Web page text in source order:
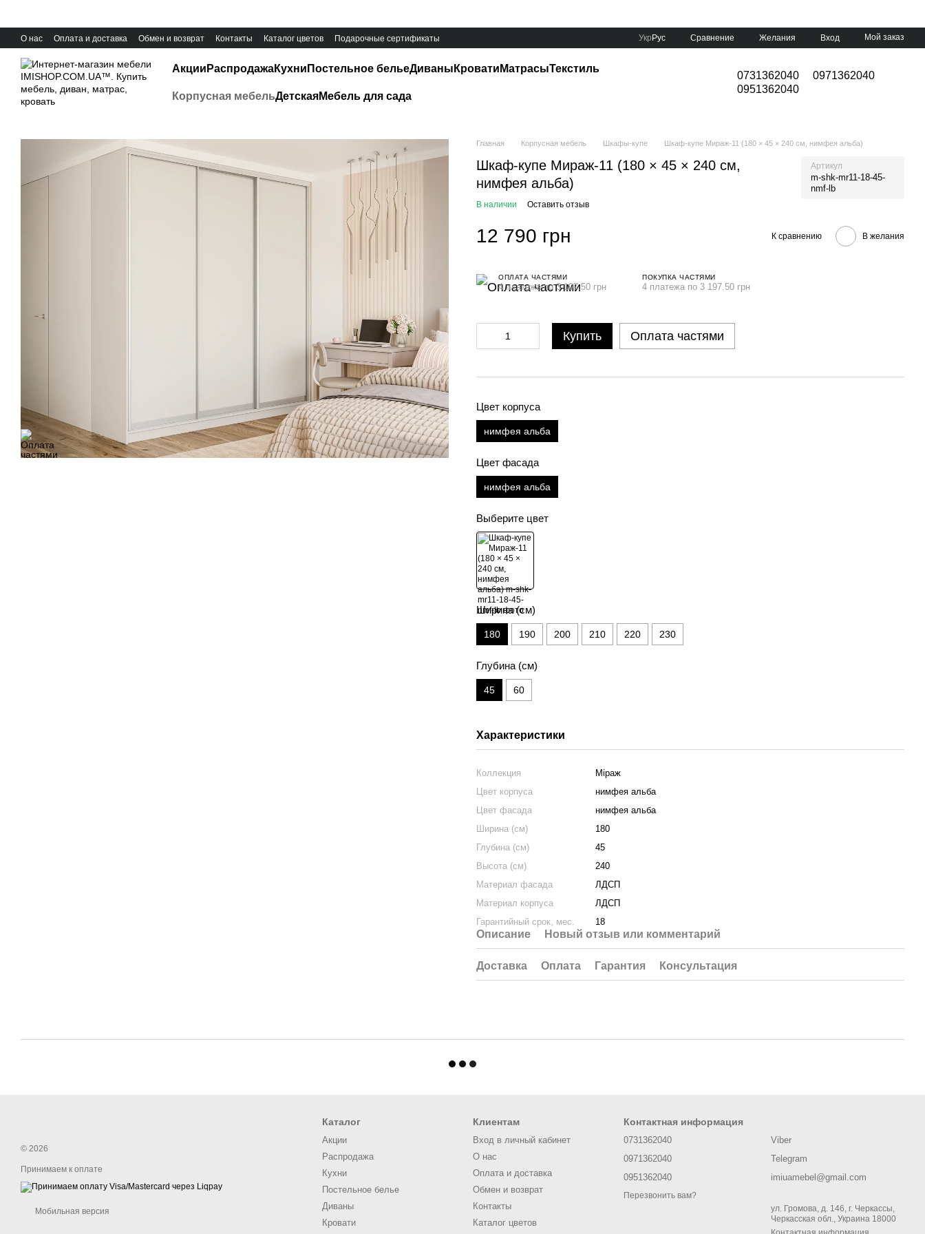
О нас Оплата и доставка Обмен и возврат Контакты Каталог цветов Подарочные сертификаты Укр Рус Сравнение Желания Вход Мой заказ
Акции РаспродажаКухни Постельное бельеДиваны Кровати МатрасыТекстиль
Корпусная мебельДетскаяМебель для сада
0731362040
0971362040
0951362040
Главная Корпусная мебель Шкафы-купе Шкаф-купе Мираж-11 (180 × 45 × 240 см, нимфея альба)
Шкаф-купе Мираж-11 (180 × 45 × 240 см,
нимфея альба)
Артикул
m-shk-mr11-18-45-
nmf-lb
В наличии Оставить отзыв
12 790 грн К сравнению В желания
ОПЛАТА ЧАСТЯМИ
4 платежа по 3 197.50 грн
ПОКУПКА ЧАСТЯМИ
4 платежа по 3 197.50 грн
Купить Оплата частями
Цвет корпуса
нимфея альба
Цвет фасада
нимфея альба
Выберите цвет
Ширина (см)
180 190 200 210 220 230
Глубина (см)
45 60
Характеристики
Коллекция
Міраж
Цвет корпуса
нимфея альба
Цвет фасада
нимфея альба
Ширина (см)
180
Глубина (см)
45
Высота (см)
240
Материал фасада
ЛДСП
Материал корпуса
ЛДСП
Гарантийный срок, мес.
18
Описание Новый отзыв или комментарий
Доставка Оплата Гарантия Консультация
© 2026
Принимаем к оплате
Мобильная версия
Каталог
Акции
Распродажа
Кухни
Постельное белье
Диваны
Кровати
Клиентам
Вход в личный кабинет
О нас
Оплата и доставка
Обмен и возврат
Контакты
Каталог цветов
Контактная информация
0731362040
0971362040
0951362040
Перезвонить вам?
Viber
Telegram
imiuamebel@gmail.com
ул. Громова, д. 146, г. Черкассы,
Черкасская обл., Украина 18000